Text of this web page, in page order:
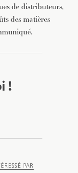
de distributeurs,
des matières
!
PAR